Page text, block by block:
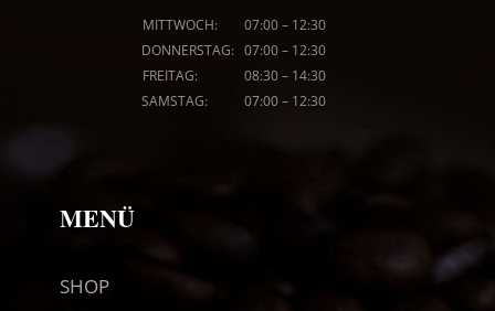
MITTWOCH: 07:00–12:30
DONNERSTAG: 07:00– 12:30
FREITAG: 08:30–14:30
SAMSTAG: 07:00– 12:30
MENÜ
SHOP